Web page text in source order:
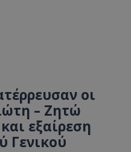
οι
– Ζητώ
εξαίρεση
Γενικού